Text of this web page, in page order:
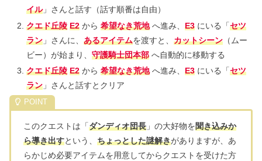
イル」さんと話す（話す順番は自由）
クエド丘陵 E2から 希望なき荒地へ進み、 E3にいる「セツ
ラン」さんに、 あるアイテムを渡すと、 カットシーン（ムー
ビー）が始まり、 守護騎士団本部へ自動的に移動する
クエド丘陵 E2から 希望なき荒地へ進み、 E3にいる「セツ
ラン」さんと話すとクリア
このクエストは「ダンディオ団長 」の大好物を聞き込みか
ら導き出すという、 ちょっとした謎解きがありますが、あ
らかじめ必要アイテムを用意してからクエストを受けた方